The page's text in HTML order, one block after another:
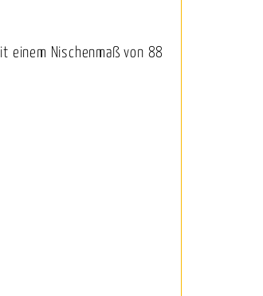
einem Nischenmaß von 88